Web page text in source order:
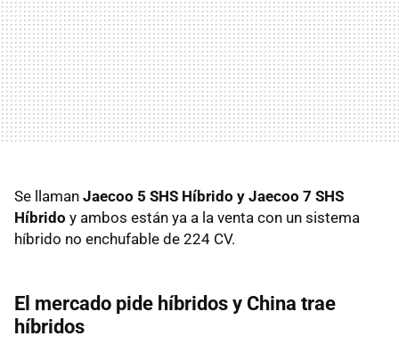
Se llaman Jaecoo 5 SHS Híbrido y Jaecoo 7 SHS
Híbrido y ambos están ya a la venta con un sistema
híbrido no enchufable de 224 CV.
El mercado pide híbridos y China trae
híbridos